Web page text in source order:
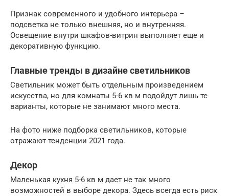
Признак современного и удобного интерьера –
подсветка не только внешняя, но и внутренняя.
Освещение внутри шкафов-витрин выполняет еще и
декоративную функцию.
Главные тренды в дизайне светильников
Светильник может быть отдельным произведением
искусства, но для комнаты 5-6 кв м подойдут лишь те
варианты, которые не занимают много места.
На фото ниже подборка светильников, которые
отражают тенденции 2021 года.
Декор
Маленькая кухня 5-6 кв м дает не так много
возможностей в выборе декора. Здесь всегда есть риск